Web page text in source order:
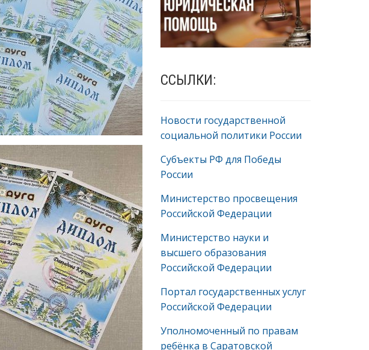
ССЫЛКИ:
Новости государственной
социальной политики России
Субъекты РФ для Победы
России
Министерство просвещения
Российской Федерации
Министерство науки и
высшего образования
Российской Федерации
Портал государственных услуг
Российской Федерации
Уполномоченный по правам
ребёнка в Саратовской